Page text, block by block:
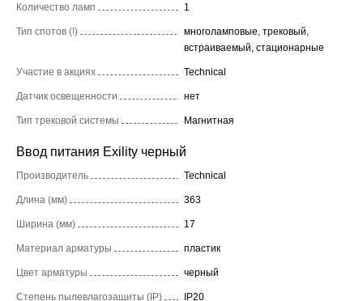
Количество ламп 1
Тип спотов (!)
многоламповые, трековый,
встраиваемый, стационарные
Участие в акциях Technical
Датчик освещенности нет
Тип трековой системы Магнитная
Ввод питания Exility черный
Производитель Technical
Длина (мм) 363
Ширина (мм) 17
Материал арматуры пластик
Цвет арматуры черный
Степень пылевлагозащиты (IP) IP20